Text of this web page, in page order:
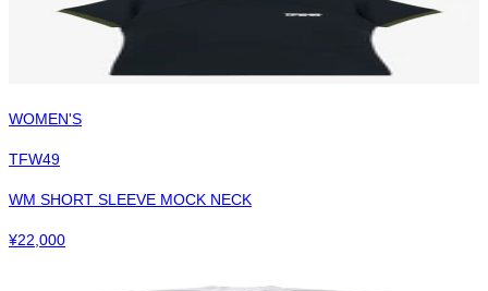
WOMEN'S
TFW49
WM SHORT SLEEVE MOCK NECK
¥22,000